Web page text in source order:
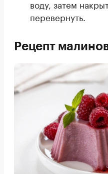
воду, затем
перевернуть.
Рецепт